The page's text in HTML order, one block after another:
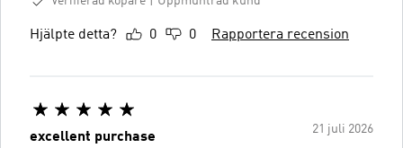
Hjälpte detta? 0 0 Rapportera recension
21 juli 2026
excellent purchase